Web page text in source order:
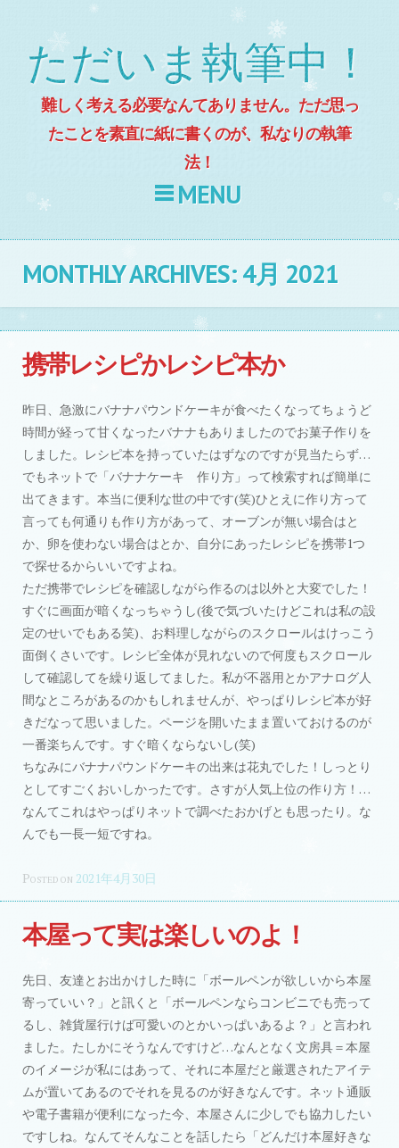
ただいま執筆中！
難しく考える必要なんてありません。ただ思っ
たことを素直に紙に書くのが、私なりの執筆
法！
MENU
MONTHLY ARCHIVES:4月 2021
携帯レシピかレシピ本か
昨日、急激にバナナパウンドケーキが食べたくなってちょうど
時間が経って甘くなったバナナもありましたのでお菓子作りを
しました。レシピ本を持っていたはずなのですが見当たらず…
でもネットで「バナナケーキ 作り方」って検索すれば簡単に
出てきます。本当に便利な世の中です(笑)ひとえに作り方って
言っても何通りも作り方があって、オーブンが無い場合はと
か、卵を使わない場合はとか、自分にあったレシピを携帯1つ
で探せるからいいですよね。
ただ携帯でレシピを確認しながら作るのは以外と大変でした！
すぐに画面が暗くなっちゃうし(後で気づいたけどこれは私の設
定のせいでもある笑)、お料理しながらのスクロールはけっこう
面倒くさいです。レシピ全体が見れないので何度もスクロール
して確認してを繰り返してました。私が不器用とかアナログ人
間なところがあるのかもしれませんが、やっぱりレシピ本が好
きだなって思いました。ページを開いたまま置いておけるのが
一番楽ちんです。すぐ暗くならないし(笑)
ちなみにバナナパウンドケーキの出来は花丸でした！しっとり
としてすごくおいしかったです。さすが人気上位の作り方！…
なんてこれはやっぱりネットで調べたおかげとも思ったり。な
んでも一長一短ですね。
Posted on 2021年4月30日
本屋って実は楽しいのよ！
先日、友達とお出かけした時に「ボールペンが欲しいから本屋
寄っていい？」と訊くと「ボールペンならコンビニでも売って
るし、雑貨屋行けば可愛いのとかいっぱいあるよ？」と言われ
ました。たしかにそうなんですけど…なんとなく文房具＝本屋
のイメージが私にはあって、それに本屋だと厳選されたアイテ
ムが置いてあるのでそれを見るのが好きなんです。ネット通販
や電子書籍が便利になった今、本屋さんに少しでも協力したい
ですしね。なんてそんなことを話したら「どんだけ本屋好きな